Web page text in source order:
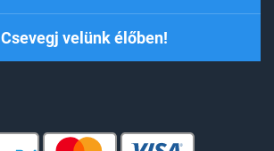
Csevegj velünk élőben!